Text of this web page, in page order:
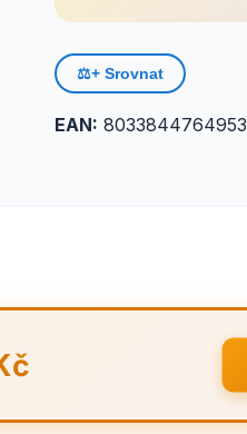
⚖️+ Srovnat
EAN: 8033844764953